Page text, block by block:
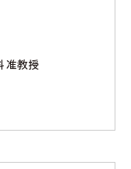
准教授